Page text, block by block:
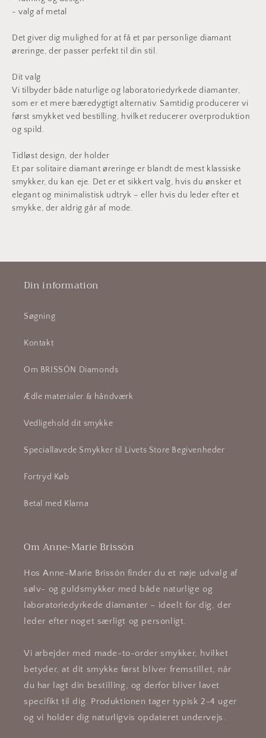
- valg af metal
Det giver dig mulighed for at få et par personlige diamant
øreringe, der passer perfekt til din stil.
Dit valg
Vi tilbyder både naturlige og laboratoriedyrkede diamanter,
som er et mere bæredygtigt alternativ. Samtidig producerer vi
først smykket ved bestilling, hvilket reducerer overproduktion
og spild.
Tidløst design, der holder
Et par solitaire diamant øreringe er blandt de mest klassiske
smykker, du kan eje. Det er et sikkert valg, hvis du ønsker et
elegant og minimalistisk udtryk – eller hvis du leder efter et
smykke, der aldrig går af mode.
Din information
Søgning
Kontakt
Om BRISSÓN Diamonds
Ædle materialer & håndværk
Vedligehold dit smykke
Speciallavede Smykker til Livets Store Begivenheder
Fortryd Køb
Betal med Klarna
Om Anne-Marie Brissón
Hos Anne-Marie Brissón finder du et nøje udvalg af
sølv- og guldsmykker med både naturlige og
laboratoriedyrkede diamanter – ideelt for dig, der
leder efter noget særligt og personligt.
Vi arbejder med made-to-order smykker, hvilket
betyder, at dit smykke først bliver fremstillet, når
du har lagt din bestilling, og derfor bliver lavet
specifikt til dig. Produktionen tager typisk 2-4 uger
og vi holder dig naturligvis opdateret undervejs.